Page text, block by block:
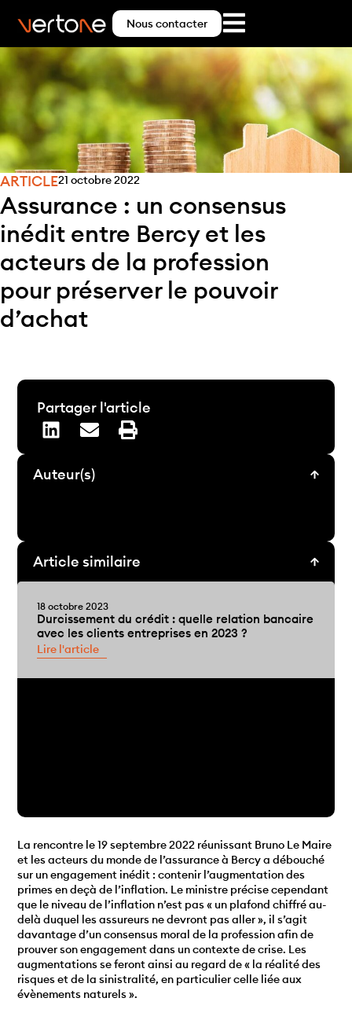
Nous contacter
ARTICLE21 octobre 2022
Assurance : un consensus
inédit entre Bercy et les
acteurs de la profession
pour préserver le pouvoir
d’achat
La rencontre le 19 septembre 2022 réunissant Bruno Le Maire
et les acteurs du monde de l’assurance à Bercy a débouché
sur un engagement inédit : contenir l’augmentation des
primes en deçà de l’inflation. Le ministre précise cependant
que le niveau de l’inflation n’est pas « un plafond chiffré au-
delà duquel les assureurs ne devront pas aller », il s’agit
davantage d’un consensus moral de la profession afin de
prouver son engagement dans un contexte de crise. Les
augmentations se feront ainsi au regard de « la réalité des
risques et de la sinistralité, en particulier celle liée aux
évènements naturels ».
Partager l'article
Auteur(s)
Article similaire
18 octobre 2023
Durcissement du crédit : quelle relation bancaire
avec les clients entreprises en 2023 ?
Lire l'article